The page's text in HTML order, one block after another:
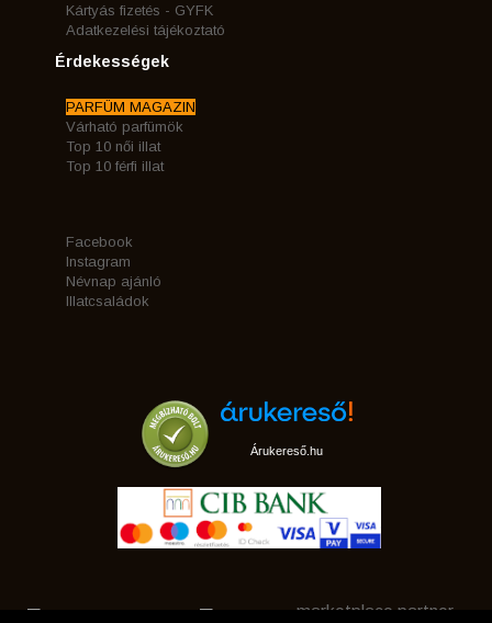
Kártyás fizetés - GYFK
Adatkezelési tájékoztató
Érdekességek
PARFÜM MAGAZIN
Várható parfümök
Top 10 női illat
Top 10 férfi illat
Facebook
Instagram
Névnap ajánló
Illatcsaládok
Árukereső.hu
marketplace partner